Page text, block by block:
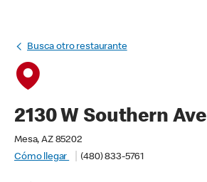
Busca otro restaurante
2130 W Southern Ave
Mesa, AZ 85202
Cómo llegar
(480) 833-5761